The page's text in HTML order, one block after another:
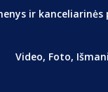
ir kanceliarinės
Video, Foto,
€4 99